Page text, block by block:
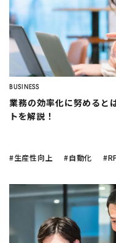
BUSINESS
業務の効率化に努めると
トを解説！
#生産性向上 #自動化